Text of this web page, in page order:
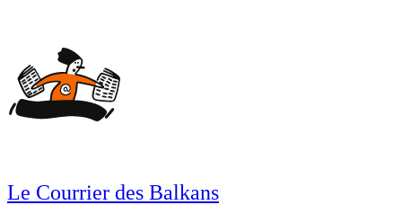
Le Courrier des Balkans